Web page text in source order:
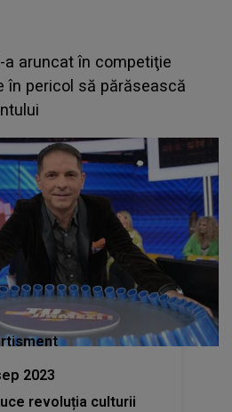
a aruncat în competiţie
în pericol să părăsească
2023
revoluția culturii